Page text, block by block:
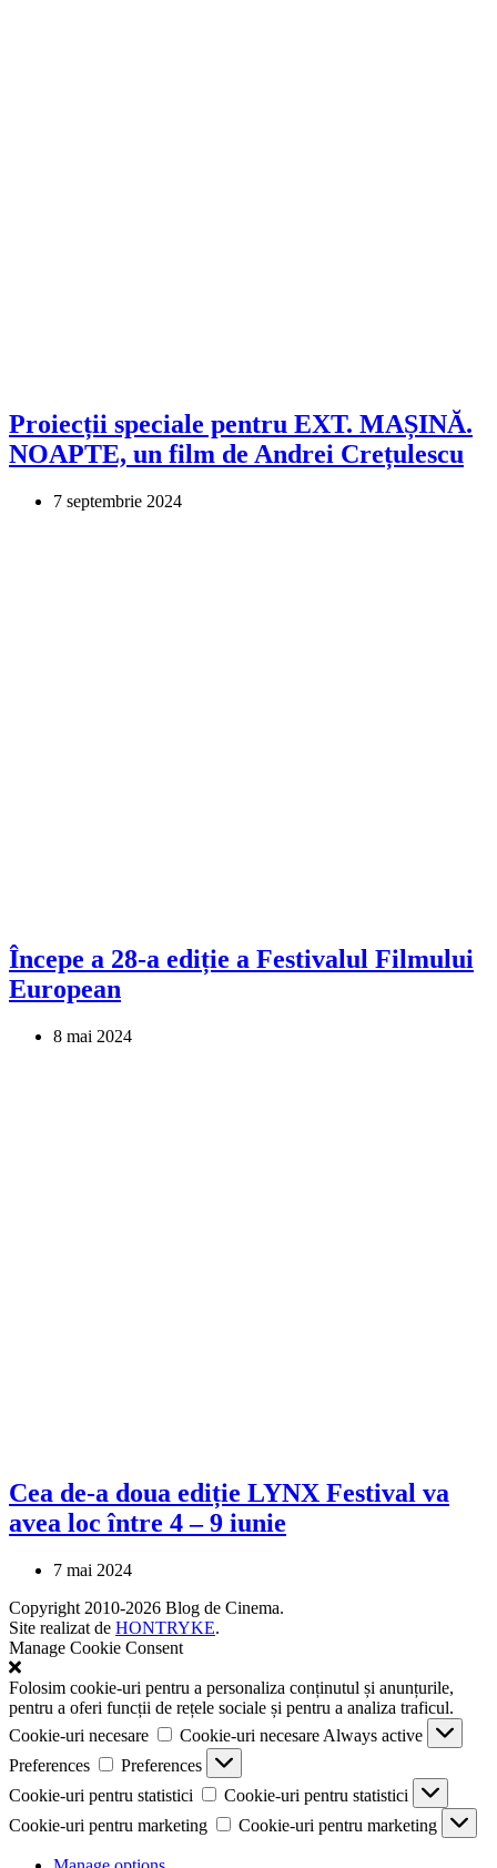
Proiecții speciale pentru EXT. MAȘINĂ.
NOAPTE, un film de Andrei Crețulescu
7 septembrie 2024
Începe a 28-a ediție a Festivalul Filmului
European
8 mai 2024
Cea de-a doua ediție LYNX Festival va
avea loc între 4 – 9 iunie
7 mai 2024
Copyright 2010-2026 Blog de Cinema.
Site realizat de HONTRYKE.
Manage Cookie Consent
Folosim cookie-uri pentru a personaliza conținutul și anunțurile,
pentru a oferi funcții de rețele sociale și pentru a analiza traficul.
Cookie-uri necesare
Cookie-uri necesare Always active
Preferences
Preferences
Cookie-uri pentru statistici
Cookie-uri pentru statistici
Cookie-uri pentru marketing
Cookie-uri pentru marketing